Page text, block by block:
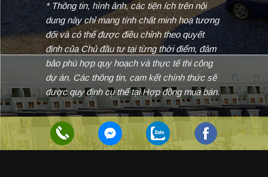
* Thông tin, hình ảnh, các tiện ích trên nội
dung này chỉ mang tính chất minh hoạ tương
đối và có thể được điều chỉnh theo quyết
định của Chủ đầu tư tại từng thời điểm, đảm
bảo phù hợp quy hoạch và thực tế thi công
dự án. Các thông tin, cam kết chính thức sẽ
được quy định cụ thể tại Hợp đồng mua bán.